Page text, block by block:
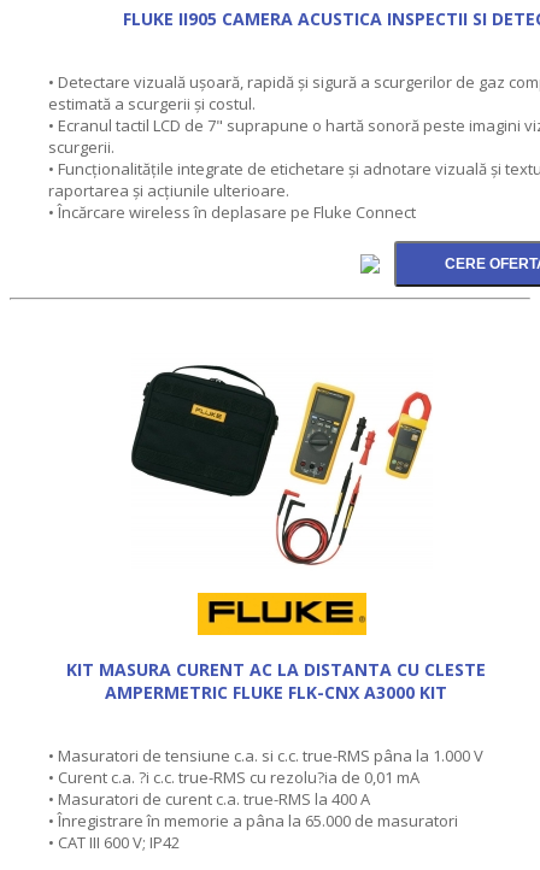
FLUKE II905 CAMERA ACUSTICA INSPECTII SI
• Detectare vizuală ușoară, rapidă și sigură a scurgerilor de gaz
estimată a scurgerii și costul.
• Ecranul tactil LCD de 7" suprapune o hartă sonoră peste
scurgerii.
• Funcționalitățile integrate de etichetare și adnotare vizuală și
raportarea și acțiunile ulterioare.
• Încărcare wireless în deplasare pe Fluke Connect
KIT MASURA CURENT AC LA DISTANTA CU CLESTE
AMPERMETRIC FLUKE FLK-CNX A3000 KIT
• Masuratori de tensiune c.a. si c.c. true-RMS pâna la 1.000 V
• Curent c.a. ?i c.c. true-RMS cu rezolu?ia de 0,01 mA
• Masuratori de curent c.a. true-RMS la 400 A
• Înregistrare în memorie a pâna la 65.000 de masuratori
• CAT III 600 V; IP42